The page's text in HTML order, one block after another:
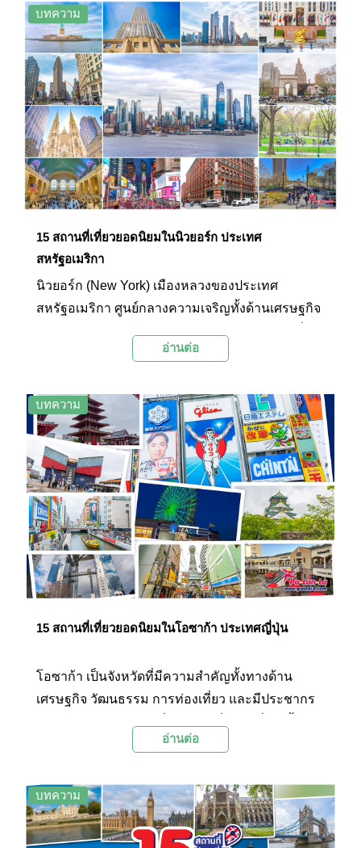
ส่วนในด้านเศรษฐกิจ สังคม และการปกครอง
บรัสเซลส์ยังถือเป็นศูนย์กลางการดำเนินงานของ
สหภาพยุโรป (EU) เพราะเป็นที่ตั้งสำนักงานใหญ่ของ
คณะมนตรีแห่งสหภาพยุโรป (Council of the
European Union), คณะกรรมาธิการยุโรป
(European Commission) ทำให้เมืองนี้ เป็นเหมือน
บ้านหลังใหญ่ที่ทำหน้าที่ต้อนรับผู้มาเยือนได้อย่าง
เต็มภาคภูมิ
บทความ
15 สถานที่เที่ยวยอดนิยมในนิวยอร์ก ประเทศ
สหรัฐอเมริกา
นิวยอร์ก (New York) เมืองหลวงของประเทศ
สหรัฐอเมริกา ศูนย์กลางความเจริญทั้งด้านเศรษฐกิจ
ศูนย์กลาง นิวยอร์กเป็นเมืองที่มีอาคารและตึกสูง
ตึกเอ็มไพร์สเตท ตึกวันเวิร์ลเทรดเซ็นเตอร์ ตึกร็อกกี้
เฟลเลอร์ นอกจากนี้นักท่องเที่ยวยังสามารถชมความ
งามของโบสถ์เซนต์แพทริกแคเธอดรอลที่อยู่
ท่ามกลางตึกสูง แวะเที่ยวสวนสาธารณะขนาดใหญ่ที่
เปรียบเหมือนปอดของคนเมืองอย่างเซ็นทรัลพาร์ก
และที่พลาดไม่ได้คือการล่องเรือชมอนุสาวรีย์เทพี
เสรีภาพที่โดดเด่นอยู่กลางแม่น้ำฮัดสัน นิวยอร์กยังมี
สถานที่ท่องเที่ยวที่น่าสนใจอีกหลายแห่งที่หากใครได้
มาเยือนสักครั้งจะต้องประทับใจอย่างแน่นอน
อ่านต่อ
บทความ
15 สถานที่เที่ยวยอดนิยมในโอซาก้า ประเทศญี่ปุ่น
โอซาก้า เป็นจังหวัดที่มีความสำคัญทั้งทางด้าน
เศรษฐกิจ วัฒนธรรม การท่องเที่ยว และมีประชากร
นักท่องเที่ยวเดินทางมาเที่ยวชมกันหนาแน่น ตลอดปี
มาร์กสำคัญระดับโลก สถาปัตยกรรมสวยๆ ที่
แสดงออกมาผ่านอาคาร บ้านเรือน รวมถึงโอซาก้า
ยังมีจุดเด่นในเรื่องของอาหาร การกิน ที่ขึ้นชื่อว่า
อ่านต่อ
บทความ